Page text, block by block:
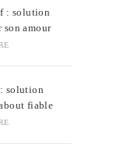
: solution
son amour
solution
fiable